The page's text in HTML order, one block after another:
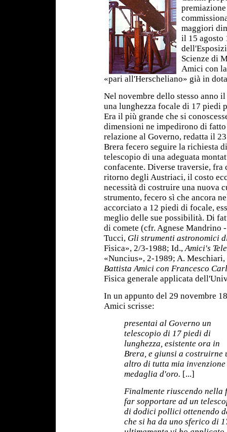
maggiori
il 15 agosto
Scienze di
Amici con
«pari all'Herscheliano» già in
Nel novembre dello stesso anno
una lunghezza focale di 17 piedi
Era il più grande che si
dimensioni ne impedirono di
relazione al Governo, redatta il
Brera fecero seguire la richiesta
telescopio di una adeguata
confacente. Diverse traversie,
ritorno degli Austriaci, il costo
necessità di costruire una nuova
strumento, fecero sì che ancora
accorciato a 12 piedi di focale,
meglio delle sue possibilità. Di
di comete (cfr. Agnese Mandrino
Tucci, Gli strumenti astronomici
Fisica», 2/3-1988; Id.,Amici's
«Nuncius», 2-1989; A. Meschiari,
Battista Amici con Francesco
Fisica generale applicata
In un appunto del 29 novembre
Amici scrisse:
presentai al Governo un
telescopio di 17 piedi di
lunghezza, esistente ora in
Brera, e giunsi a costruirne
altro di tutta mia
medaglia d'oro. [...]
Finalmente riuscendo
far sopportare ad un
di dodici pollici ottenendo
che si ha da uno sferico di